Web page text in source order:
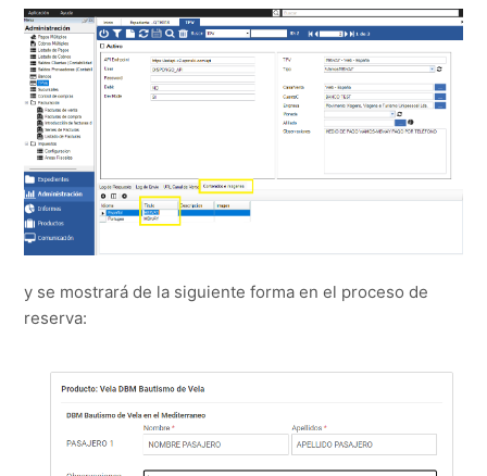
y se mostrará de la siguiente forma en el proceso de
reserva: